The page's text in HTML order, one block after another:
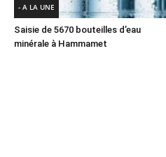
- A LA UNE
Saisie de 5670 bouteilles d’eau
minérale à Hammamet